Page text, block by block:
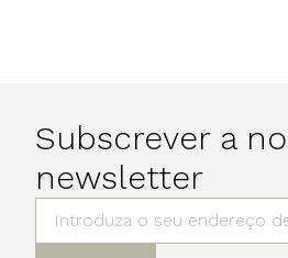
Subscrever a
newsletter